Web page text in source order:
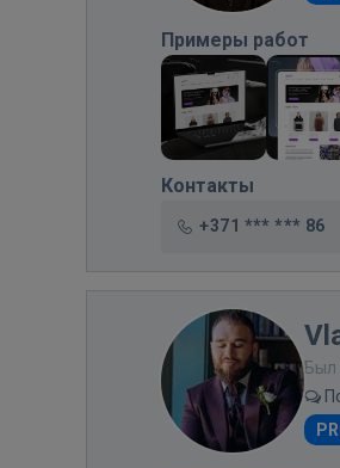
Примеры работ
Контакты
+371 *** *** 86
Был